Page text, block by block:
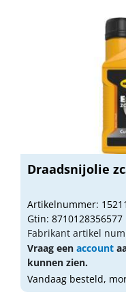
Draadsnijolie
Artikelnummer:
Gtin: 8710128356577
Fabrikant artikel
Vraag een account
kunnen zien.
Vandaag besteld,